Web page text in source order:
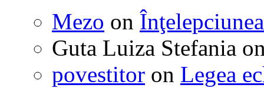
Mezo on Înţelepciunea
Guta Luiza Stefania
povestitor on Legea